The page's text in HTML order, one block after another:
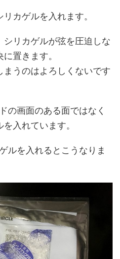
カゲルを入れます。
リカゲルが弦を圧迫しな
置きます。
うのはよろしくないです
の画面のある面ではなく
入れています。
ルを入れるとこうなりま